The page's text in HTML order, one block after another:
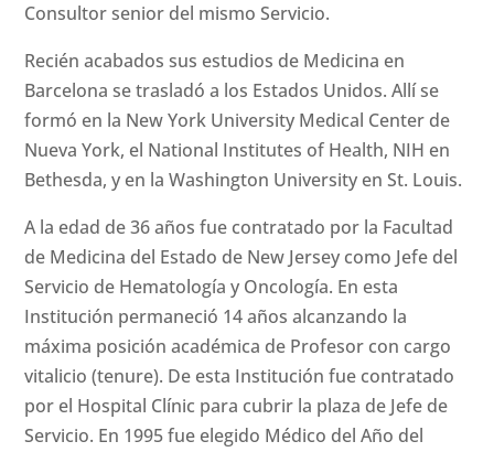
Consultor senior del mismo Servicio.
Recién acabados sus estudios de Medicina en
Barcelona se trasladó a los Estados Unidos. Allí se
formó en la New York University Medical Center de
Nueva York, el National Institutes of Health, NIH en
Bethesda, y en la Washington University en St. Louis.
A la edad de 36 años fue contratado por la Facultad
de Medicina del Estado de New Jersey como Jefe del
Servicio de Hematología y Oncología. En esta
Institución permaneció 14 años alcanzando la
máxima posición académica de Profesor con cargo
vitalicio (tenure). De esta Institución fue contratado
por el Hospital Clínic para cubrir la plaza de Jefe de
Servicio. En 1995 fue elegido Médico del Año del